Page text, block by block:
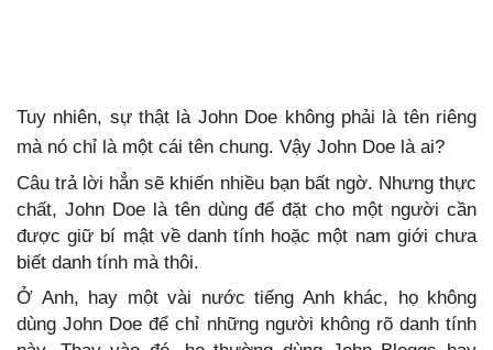
Tuy nhiên, sự thật là John Doe không phải là tên riêng
mà nó chỉ là một cái tên chung. Vậy John Doe là ai?
Câu trả lời hẳn sẽ khiến nhiều bạn bất ngờ. Nhưng thực
chất, John Doe là tên dùng để đặt cho một người cần
được giữ bí mật về danh tính hoặc một nam giới chưa
biết danh tính mà thôi.
Ở Anh, hay một vài nước tiếng Anh khác, họ không
dùng John Doe để chỉ những người không rõ danh tính